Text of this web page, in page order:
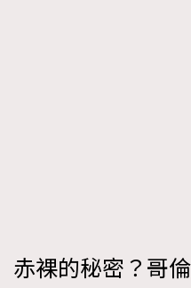
赤裸的秘密？哥